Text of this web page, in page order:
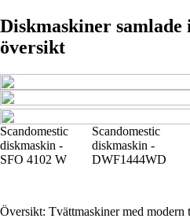
Diskmaskiner
översikt
Scandomestic
diskmaskin -
SFO 4102 W
Scandomestic
diskmaskin -
DWF1444WD
Översikt: Tvättmaskiner med modern